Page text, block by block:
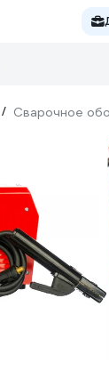
/ Сварочное